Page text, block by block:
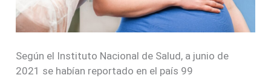
Según el Instituto Nacional de Salud, a junio de
2021 se habían reportado en el país 99